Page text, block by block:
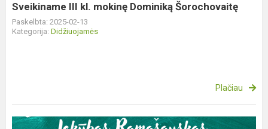
Sveikiname III kl. mokinę Dominiką Šorochovaitę
Paskelbta: 2025-02-13
Kategorija: Didžiuojamės
Plačiau
Sveikiname